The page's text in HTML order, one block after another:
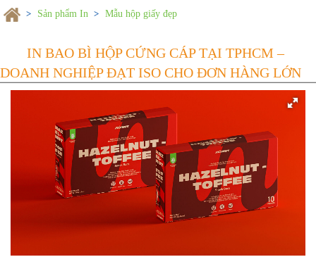
IN BAO BÌ HỘP CỨNG CÁP TẠI
DOANH NGHIỆP ĐẠT ISO CHO ĐƠN